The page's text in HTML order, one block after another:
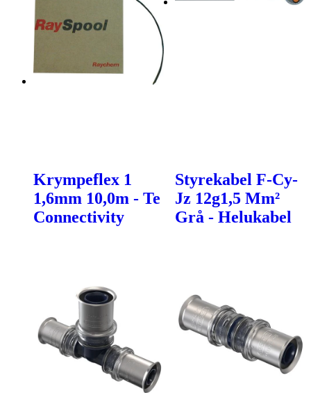
Krympeflex 1
1,6mm 10,0m - Te
Connectivity
Styrekabel F-Cy-
Jz 12g1,5 Mm²
Grå - Helukabel